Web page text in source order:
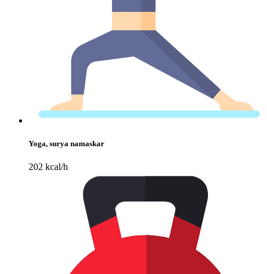
Yoga, surya namaskar
202 kcal/h